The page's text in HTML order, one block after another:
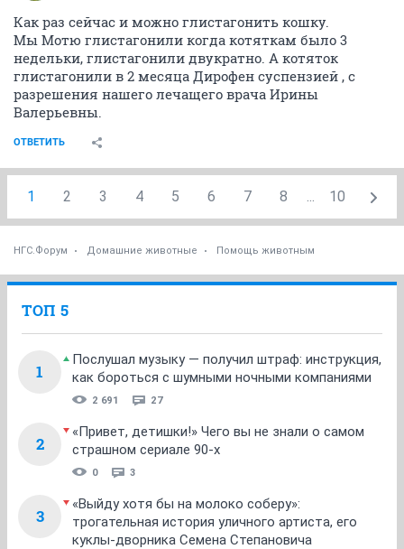
Как раз сейчас и можно глистагонить кошку.
Мы Мотю глистагонили когда котяткам было 3
недельки, глистагонили двукратно. А котяток
глистагонили в 2 месяца Дирофен суспензией , с
разрешения нашего лечащего врача Ирины
Валерьевны.
ОТВЕТИТЬ
1 2 3 4 5 6 7 8 ... 10
НГС.Форум Домашние животные Помощь животным
ТОП 5
1
Послушал музыку — получил штраф: инструкция,
как бороться с шумными ночными компаниями
2 691 27
2
«Привет, детишки!» Чего вы не знали о самом
страшном сериале 90-х
0 3
3
«Выйду хотя бы на молоко соберу»:
трогательная история уличного артиста, его
куклы-дворника Семена Степановича